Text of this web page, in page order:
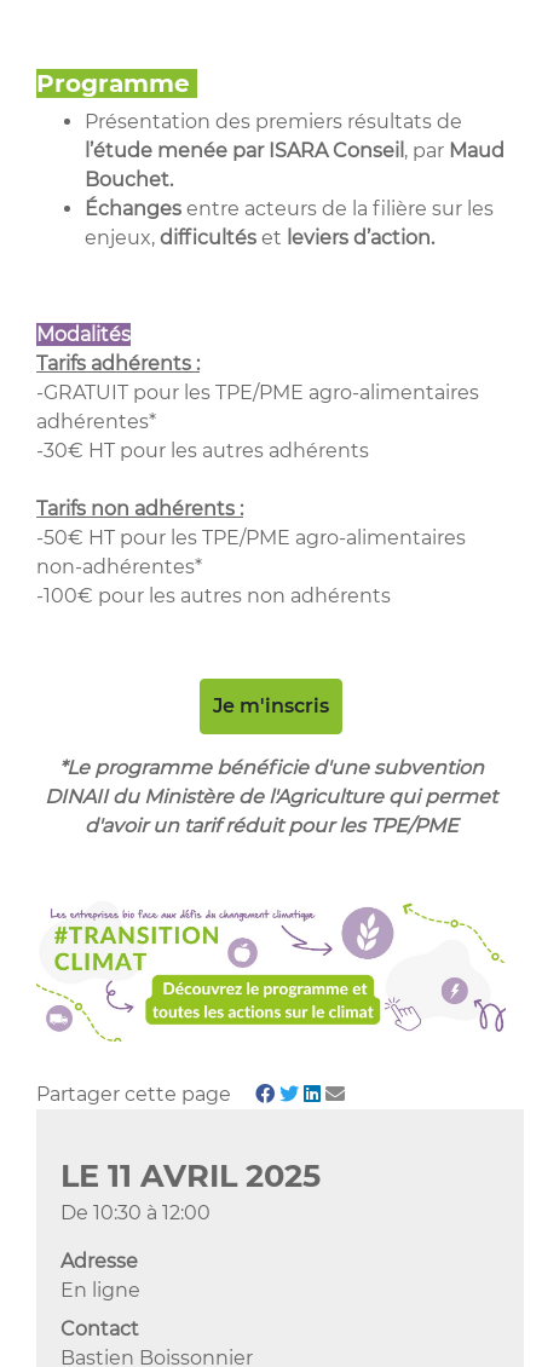
Programme
Présentation des premiers résultats de
l’étude menée par ISARA Conseil , par Maud
Bouchet.
Échanges entre acteurs de la filière sur les
enjeux, difficultés et leviers d’action.
Modalités
Tarifs adhérents :
-GRATUIT pour les TPE/PME agro-alimentaires
adhérentes*
-30€ HT pour les autres adhérents
Tarifs non adhérents :
-50€ HT pour les TPE/PME agro-alimentaires
non-adhérentes*
-100€ pour les autres non adhérents
Je m'inscris
*Le programme bénéficie d'une subvention
DINAII du Ministère de l'Agriculture qui permet
d'avoir un tarif réduit pour les TPE/PME
Partager cette page
LE 11 AVRIL 2025
De 10:30 à 12:00
Adresse
En ligne
Contact
Bastien Boissonnier